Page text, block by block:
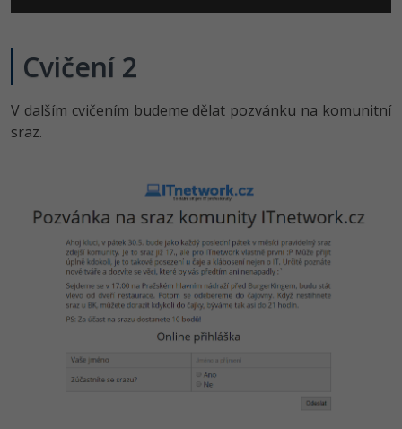
Cvičení 2
V dalším cvičením budeme dělat pozvánku na komunitní
sraz.